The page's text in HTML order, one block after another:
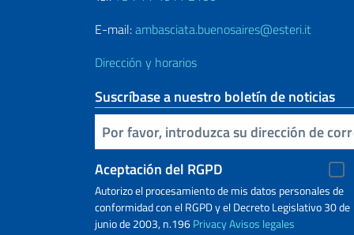
E-mail:ambasciata.buenosaires@esteri.it
Dirección y horarios
Suscríbase a nuestro boletín de noticias
Inserta tu correo electronico
Aceptación del RGPD
Autorizo ​​el procesamiento de mis datos personales de
conformidad con el RGPD y el Decreto Legislativo 30 de
junio de 2003, n.196PrivacyAvisos legales